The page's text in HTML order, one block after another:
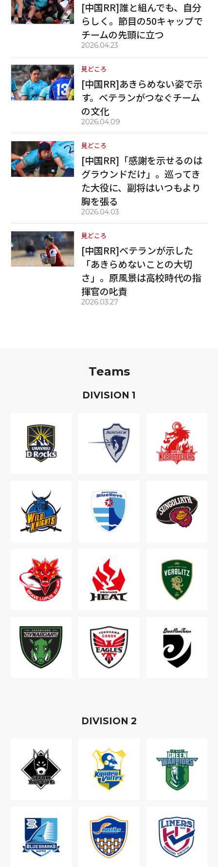
[中国RR]誰と組んでも、自分
らしく。節目の50キャップで
チームの先頭に立つ
2026.04.23
見どころ
[中国RR]あきらめない姿で示
す。ベテランがつなぐチーム
の文化
2026.04.09
見どころ
[中国RR]「感謝を示せるのは
グラウンドだけ」。巡ってき
た大役に、副将はいつもより
胸を張る
2026.04.03
見どころ
[中国RR]ベテランが示した
「あきらめないことの大切
さ」。原風景は高校時代の指
揮官の叱責
2026.03.27
Teams
DIVISION 1
DIVISION 2